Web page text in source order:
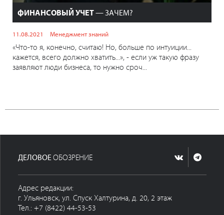
ФИНАНСОВЫЙ УЧЕТ— ЗАЧЕМ?
11.08.2021 Менеджмент знаний
«Что-то я, конечно, считаю! Но, больше по интуиции...
кажется, всего должно хватить...», - если уж такую фразу
заявляют люди бизнеса, то нужно сроч...
ДЕЛОВОЕОБОЗРЕНИЕ
Адрес редакции:
г. Ульяновск, ул. Спуск Халтурина, д. 20, 2 этаж
Тел.: +7 (8422) 44-53-53